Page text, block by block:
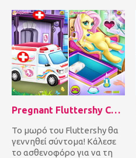
γραμμή τερματισμο...
Pregnant Fluttershy Check Up
Το μωρό του Fluttershy θα
γεννηθεί σύντομα! Κάλεσε
το ασθενοφόρο για να τη